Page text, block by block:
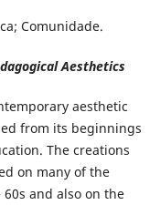
Comunidade.
Aesthetics
aesthetic
from its beginnings
The creations
on many of the
and also on the